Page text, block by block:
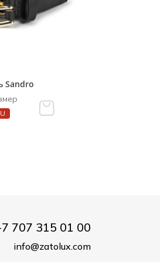
Sandro
U
707 315 01 00
info@zatolux.com